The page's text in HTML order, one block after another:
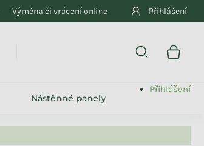
Výměna či vrácení online Přihlášení
Nástěnné panely
Přihlášení